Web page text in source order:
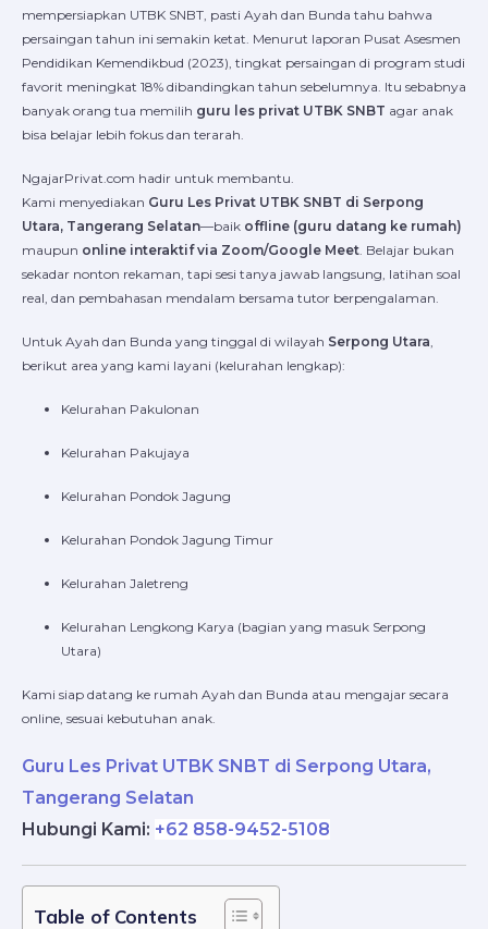
mempersiapkan UTBK SNBT, pasti Ayah dan Bunda tahu bahwa
persaingan tahun ini semakin ketat. Menurut laporan Pusat Asesmen
Pendidikan Kemendikbud (2023), tingkat persaingan di program studi
favorit meningkat 18% dibandingkan tahun sebelumnya. Itu sebabnya
banyak orang tua memilih guru les privat UTBK SNBT agar anak
bisa belajar lebih fokus dan terarah.
NgajarPrivat.com hadir untuk membantu.
Kami menyediakan Guru Les Privat UTBK SNBT di Serpong
Utara, Tangerang Selatan—baik offline (guru datang ke rumah)
maupun online interaktif via Zoom/Google Meet . Belajar bukan
sekadar nonton rekaman, tapi sesi tanya jawab langsung, latihan soal
real, dan pembahasan mendalam bersama tutor berpengalaman.
Untuk Ayah dan Bunda yang tinggal di wilayah Serpong Utara
berikut area yang kami layani (kelurahan lengkap):
Kelurahan Pakulonan
Kelurahan Pakujaya
Kelurahan Pondok Jagung
Kelurahan Pondok Jagung Timur
Kelurahan Jaletreng
Kelurahan Lengkong Karya (bagian yang masuk Serpong
Utara)
Kami siap datang ke rumah Ayah dan Bunda atau mengajar secara
online, sesuai kebutuhan anak.
Guru Les Privat UTBK SNBT di Serpong Utara,
Tangerang Selatan
Hubungi Kami: +62 858-9452-5108
Table of Contents